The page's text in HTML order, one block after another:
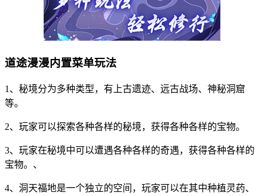
道途漫漫内置菜单玩法
1、秘境分为多种类型，有上古遗迹、远古战场、神秘洞窟
等。
2、玩家可以探索各种各样的秘境，获得各种各样的宝物。
3、玩家在秘境中可以遭遇各种各样的奇遇，获得各种各样的
宝物。、
4、洞天福地是一个独立的空间，玩家可以在其中种植灵药、